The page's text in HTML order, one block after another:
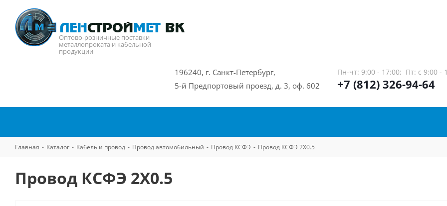
Оптово-розничные поставки
металлопроката и кабельной
продукции
196240, г. Санкт-Петербург,
5-й Предпортовый проезд, д. 3, оф. 602
Пн-чт: 9:00 - 17:00; Пт: с 9:00 -
+7 (812) 326-94-64
Главная - Каталог - Кабель и провод - Провод автомобильный - Провод КСФЭ - Провод КСФЭ 2Х0.5
Провод КСФЭ 2Х0.5